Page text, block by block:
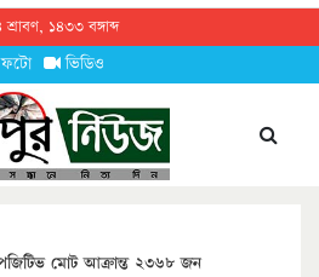
১৪৩৩ বঙ্গাব্দ
ফটো ভিডিও
মোট আক্রান্ত ২৩৬৮ জন